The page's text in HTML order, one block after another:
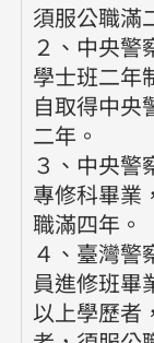
須服公職滿
２、中央警
學士班二年
自取得中央
二年。
３、中央警
專修科畢業
職滿四年。
４、臺灣警
員進修班畢
以上學歷者